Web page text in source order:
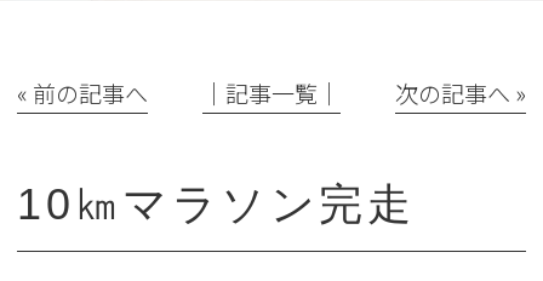
« 前の記事へ │記事一覧│ 次の記事へ »
10㎞マラソン完走